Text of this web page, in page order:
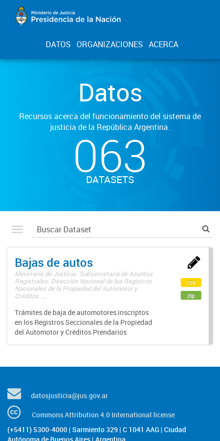
DATOS ORGANIZACIONES ACERCA
Datos
Recursos acerca del funcionamiento del sistema de
justicia de la República Argentina.
063
DATASETS
Bajas de autos
Ministerio de Justicia. Subsecretaría de Asuntos
Registrales. Dirección Nacional de los Registros
Nacionales de la Propiedad del Automotor y
Créditos ...
Trámites de baja de automotores inscriptos
en los Registros Seccionales de la Propiedad
del Automotor y Créditos Prendarios
csv
zip
datosjusticia@jus.gov.ar
Commons Attribution 4.0 International license
(+5411) 5300-4000 | Sarmiento 329 | C 1041 AAG | Ciudad